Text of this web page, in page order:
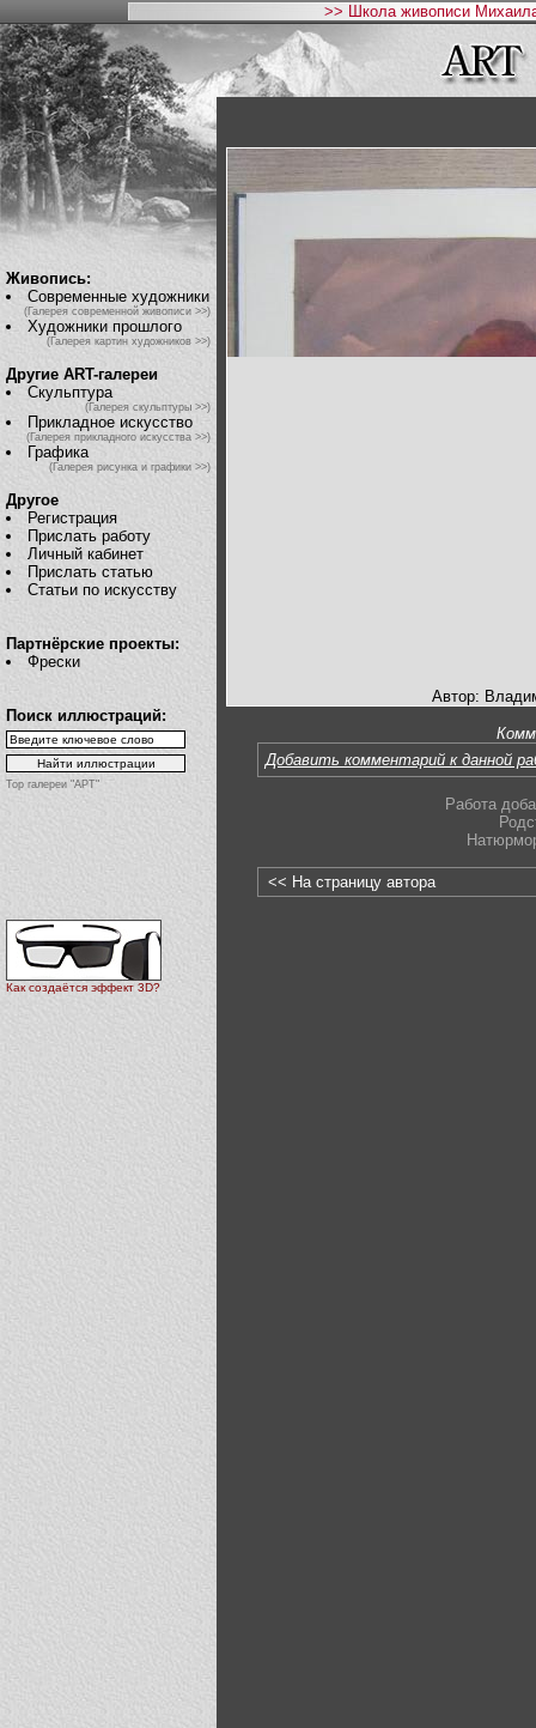
>> Школа живописи
Живопись:
Современные художники
(Галерея современной живописи >>)
Художники прошлого
(Галерея картин художников >>)
Другие ART-галереи
Скульптура
(Галерея скульптуры >>)
Прикладное искусство
(Галерея прикладного искусства >>)
Графика
(Галерея рисунка и графики >>)
Другое
Регистрация
Прислать работу
Личный кабинет
Прислать статью
Статьи по искусству
Партнёрские проекты:
Фрески
Поиск иллюстраций:
Top галереи "АРТ"
Как создаётся эффект 3D?
Автор:
Добавить комментарий к данной
Работа
<< На страницу автора